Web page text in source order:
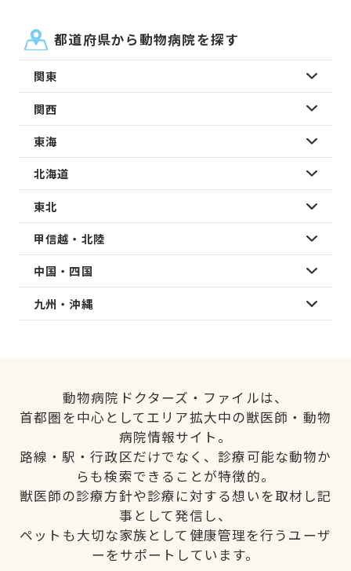
都道府県から動物病院を探す
関東
関西
東海
北海道
東北
甲信越・北陸
中国・四国
九州・沖縄
動物病院ドクターズ・ファイルは、
首都圏を中心としてエリア拡大中の獣医師・動物
病院情報サイト。
路線・駅・行政区だけでなく、診療可能な動物か
らも検索できることが特徴的。
獣医師の診療方針や診療に対する想いを取材し記
事として発信し、
ペットも大切な家族として健康管理を行うユーザ
ーをサポートしています。